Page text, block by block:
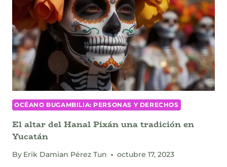
OCÉANO BUGAMBILIA: PERSONAS Y DERECHOS
El altar del Hanal Pixán una tradición en
Yucatán
By Erik Damian Pérez Tun octubre 17, 2023